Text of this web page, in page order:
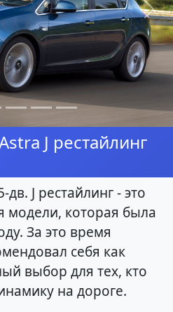
J рестайлинг
J рестайлинг - это
модели, которая была
За это время
себя как
выбор для тех, кто
на дороге.